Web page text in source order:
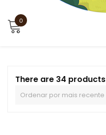
0
There are 34 products